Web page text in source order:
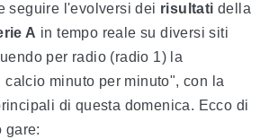
seguire l'evolversi dei risultati della
A in tempo reale su diversi siti
per radio (radio 1) la
minuto per minuto", con la
di questa domenica. Ecco di
gare: